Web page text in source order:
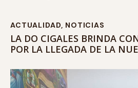
ACTUALIDAD, NOTICIAS
LA DO CIGALES BRINDA
POR LA LLEGADA DE LA